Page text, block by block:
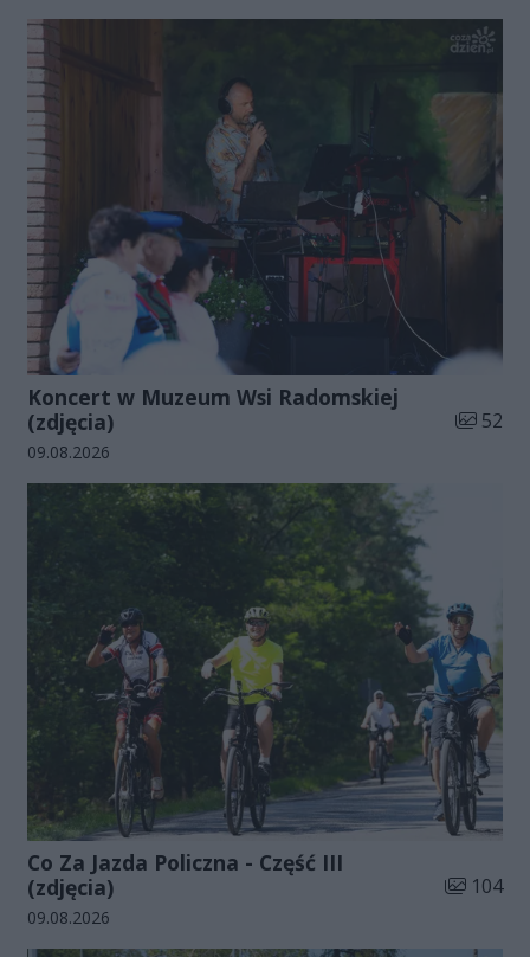
Koncert w Muzeum Wsi Radomskiej
(zdjęcia)
Liczba
52
Data dodania galerii:
09.08.2026
Co Za Jazda Policzna - Część III
(zdjęcia)
Liczba
104
Data dodania galerii:
09.08.2026